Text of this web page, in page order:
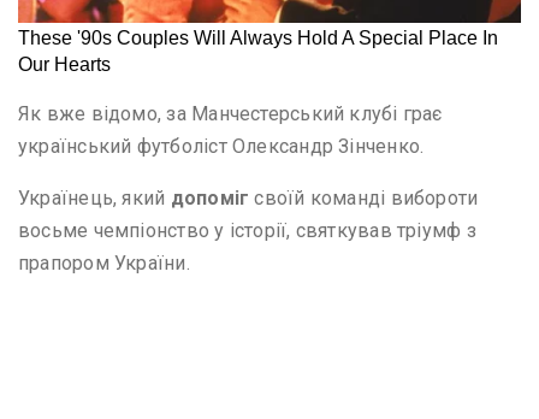
Як вже відомо, за Манчестерський клубі грає
український футболіст Олександр Зінченко.
Українець, який допоміг своїй команді вибороти
восьме чемпіонство у історії, святкував тріумф з
прапором України.